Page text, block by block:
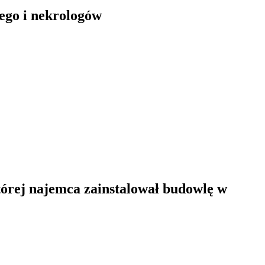
i nekrologów
najemca zainstalował budowlę w